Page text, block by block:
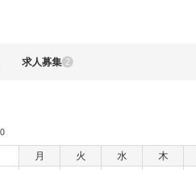
求人募集 2
月 火 水 木